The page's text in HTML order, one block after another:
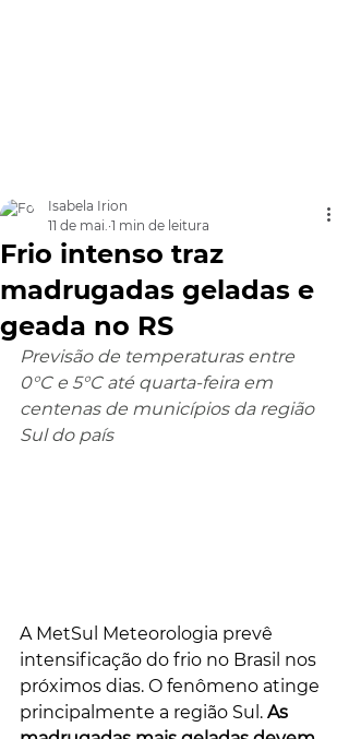
Frio intenso traz
madrugadas geladas e
geada no RS
Isabela Irion
11 de mai. 1 min de leitura
Previsão de temperaturas entre
0°C e 5°C até quarta-feira em
centenas de municípios da região
Sul do país
A MetSul Meteorologia prevê
intensificação do frio no Brasil nos
próximos dias. O fenômeno atinge
principalmente a região Sul. As